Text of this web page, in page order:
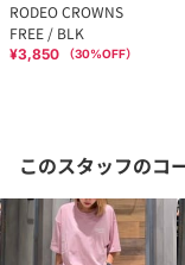
RODEO CROWNS
FREE / BLK
¥3,850 （30%OFF）
このスタッフのコ